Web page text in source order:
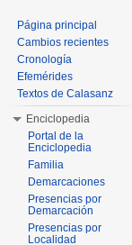
Página principal
Cambios recientes
Cronología
Efemérides
Textos de Calasanz
Enciclopedia
Portal de la
Enciclopedia
Familia
Demarcaciones
Presencias por
Demarcación
Presencias por
Localidad